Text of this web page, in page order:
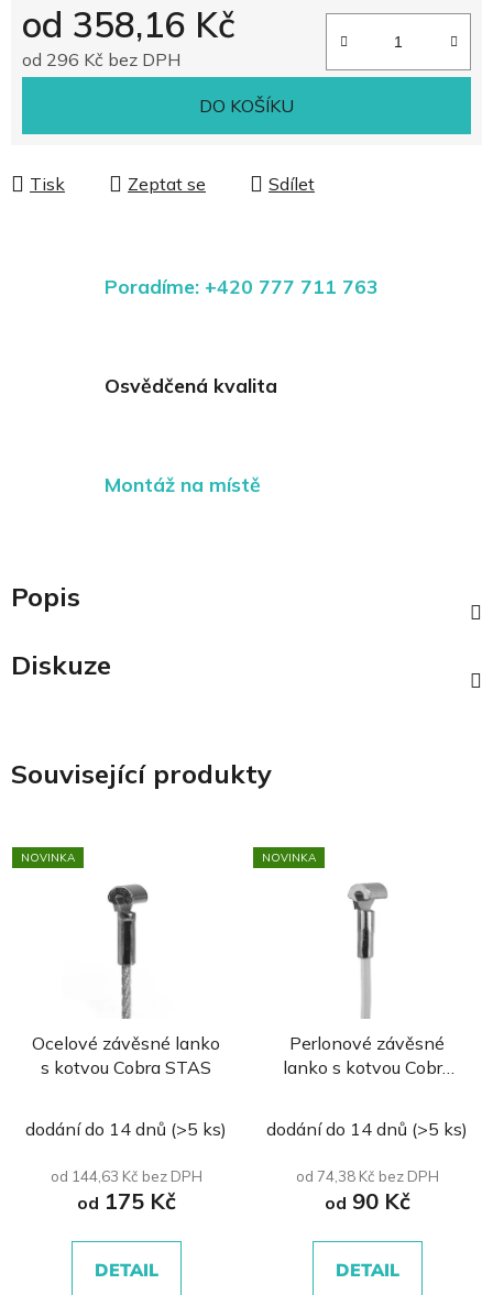
od 358,16 Kč
od 296 Kč bez DPH
DO KOŠÍKU
Tisk Zeptat se Sdílet
Poradíme: +420 777 711 763
Osvědčená kvalita
Montáž na místě
Popis
Diskuze
Související produkty
NOVINKA
Ocelové závěsné lanko
s kotvou Cobra STAS
dodání do 14 dnů (>5 ks)
od 144,63 Kč bez DPH
od 175 Kč
DETAIL
NOVINKA
Perlonové závěsné
lanko s kotvou Cobra
dodání do 14 dnů (>5 ks)
od 74,38 Kč bez DPH
od 90 Kč
DETAIL